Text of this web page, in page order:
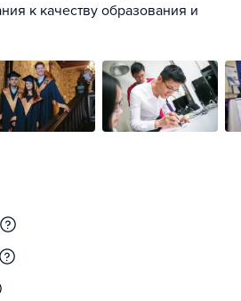
к качеству образования и